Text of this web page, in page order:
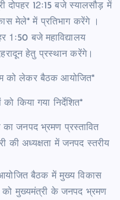
दोपहर 12ः15 बजे स्यालसौड़ में
मेले* में प्रतिभाग करेंगे ।
1ः50 बजे महाविद्यालय
हेतु प्रस्थान करेंगे।
को लेकर बैठक आयोजित*
किया गया निर्देशित*
का जनपद भ्रमण प्रस्तावित
की अध्यक्षता में जनपद स्तरीय
बैठक में मुख्य विकास
को मुख्यमंत्री के जनपद भ्रमण